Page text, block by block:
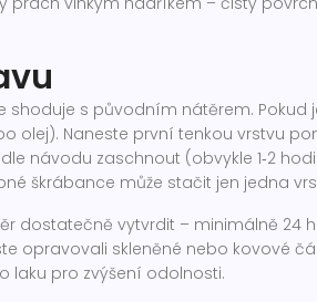
shoduje s původním nátěrem. Pokud
olej). Naneste první tenkou vrstvu
návodu zaschnout (obvykle 1‑2
škrábance může stačit jen jedna
dostatečně vytvrdit – minimálně 24
opravovali skleněné nebo kovové
laku pro zvýšení odolnosti.